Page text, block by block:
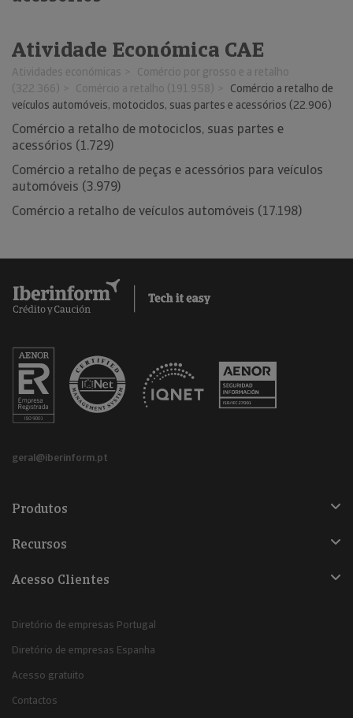
Atividade Económica CAE
Atividades económicas
Comércio por grosso e a retalho
(322.366)
Comércio a retalho (191.958)
Comércio a retalho de
veículos automóveis, motociclos, suas partes e acessórios (22.906)
Comércio a retalho de motociclos, suas partes e
acessórios (1.729)
Comércio a retalho de peças e acessórios para veículos
automóveis (3.979)
Comércio a retalho de veículos automóveis (17.198)
geral@iberinform.pt
Produtos
Recursos
Acesso Clientes
Diretório de empresas Portugal
Diretório de empresas Espanha
Acesso gratuito
Contactos